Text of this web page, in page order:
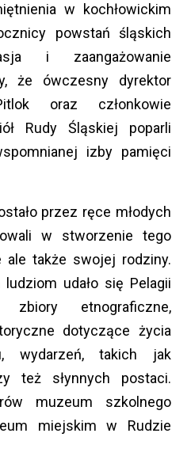
w kochłowickim
powstań śląskich
i zaangażowanie
że ówczesny dyrektor
oraz członkowie
Rudy Śląskiej poparli
izby pamięci
przez ręce młodych
w stworzenie tego
także swojej rodziny.
udało się Pelagii
zbiory etnograficzne,
dotyczące życia
wydarzeń, takich jak
też słynnych postaci.
muzeum szkolnego
miejskim w Rudzie